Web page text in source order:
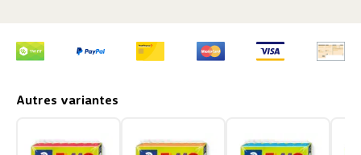
Autres variantes